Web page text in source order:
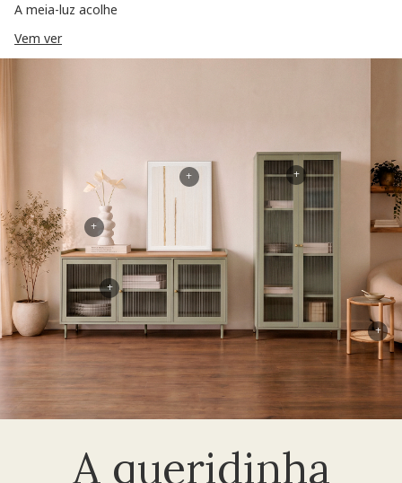
A meia-luz acolhe
Vem ver
A queridinha
+
+
+
+
+